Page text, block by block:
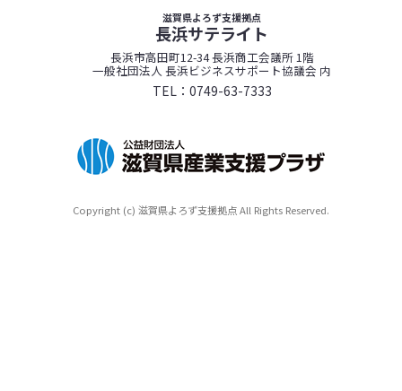
滋賀県よろず支援拠点
長浜サテライト
長浜市高田町12-34 長浜商工会議所 1階
一般社団法人 長浜ビジネスサポート協議会 内
TEL： 0749-63-7333
Copyright (c) 滋賀県よろず支援拠点 All Rights Reserved.